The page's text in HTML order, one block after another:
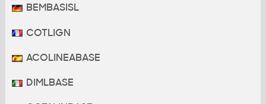
BEMBASISL
COTLIGN
ACOLINEABASE
DIMLBASE